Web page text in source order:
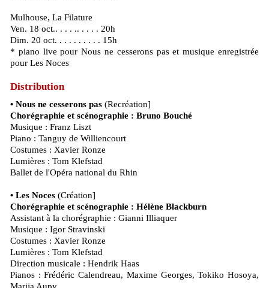
Mulhouse, La Filature
Ven. 18 oct.. . . . .. . . . . 20h
Dim. 20 oct. . . . . . . . . . 15h
* piano live pour Nous ne cesserons pas et musique enregistrée
pour Les Noces
Distribution
• Nous ne cesserons pas (Recréation]
Chorégraphie et scénographie : Bruno Bouché
Musique : Franz Liszt
Piano : Tanguy de Williencourt
Costumes : Xavier Ronze
Lumières : Tom Klefstad
Ballet de l'Opéra national du Rhin
• Les Noces (Création]
Chorégraphie et scénographie : Hélène Blackburn
Assistant à la chorégraphie : Gianni Illiaquer
Musique : Igor Stravinski
Costumes : Xavier Ronze
Lumières : Tom Klefstad
Direction musicale : Hendrik Haas
Pianos : Frédéric Calendreau, Maxime Georges, Tokiko Hosoya,
Marija Aupy